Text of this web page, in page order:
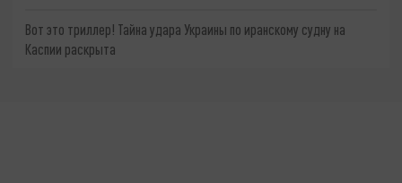
Вот это триллер! Тайна удара Украины по иранскому судну на
Каспии раскрыта